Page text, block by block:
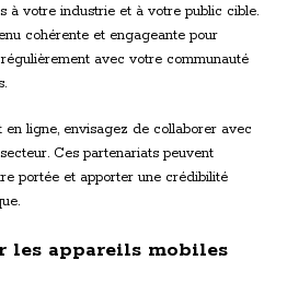
à votre industrie et à votre public cible.
cohérente et engageante pour
avec votre communauté
ligne, envisagez de collaborer avec
Ces partenariats peuvent
portée et apporter une crédibilité
les appareils mobiles